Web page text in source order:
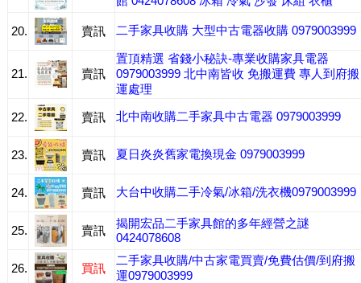
20. 賣訊 二手家具收購 大型中古電器收購 0979003999
21. 賣訊
置頂精選 省錢小秘訣-專業收購家具電器
0979003999 北中南皆收 免搬運費 專人到府搬
運處理
22. 賣訊 北中南收購二手家具中古電器 0979003999
23. 賣訊 夏日炎炎舊家電換現金 0979003999
24. 賣訊 大台中收購二手冷氣/冰箱/洗衣機0979003999
25. 賣訊
揭開宏品二手家具館的多年經營之謎
0424078608
26. 買訊
二手家具收購/中古家電買賣/免費估價/到府搬
運0979003999